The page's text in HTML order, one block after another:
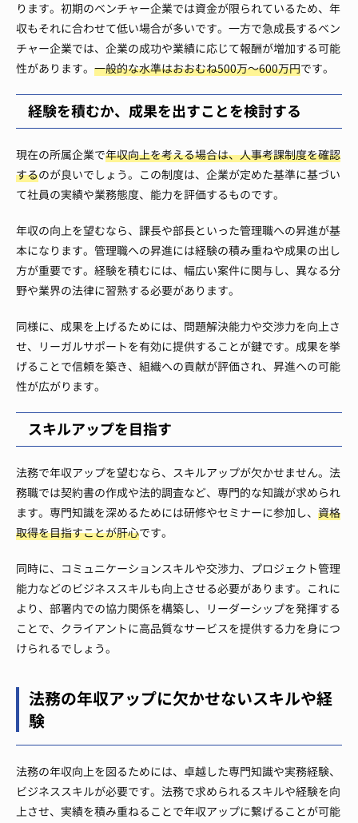
ります。初期のベンチャー企業では資金が限られているため、年
収もそれに合わせて低い場合が多いです。一方で急成長するベン
チャー企業では、企業の成功や業績に応じて報酬が増加する可能
性があります。 一般的な水準はおおむね500万〜600万円です。
経験を積むか、成果を出すことを検討する
現在の所属企業で年収向上を考える場合は、人事考課制度を確認
するのが良いでしょう。この制度は、企業が定めた基準に基づい
て社員の実績や業務態度、能力を評価するものです。
年収の向上を望むなら、課長や部長といった管理職への昇進が基
本になります。管理職への昇進には経験の積み重ねや成果の出し
方が重要です。経験を積むには、幅広い案件に関与し、異なる分
野や業界の法律に習熟する必要があります。
同様に、成果を上げるためには、問題解決能力や交渉力を向上さ
せ、リーガルサポートを有効に提供することが鍵です。成果を挙
げることで信頼を築き、組織への貢献が評価され、昇進への可能
性が広がります。
スキルアップを目指す
法務で年収アップを望むなら、スキルアップが欠かせません。法
務職では契約書の作成や法的調査など、専門的な知識が求められ
ます。専門知識を深めるためには研修やセミナーに参加し、 資格
取得を目指すことが肝心です。
同時に、コミュニケーションスキルや交渉力、プロジェクト管理
能力などのビジネススキルも向上させる必要があります。これに
より、部署内での協力関係を構築し、リーダーシップを発揮する
ことで、クライアントに高品質なサービスを提供する力を身につ
けられるでしょう。
法務の年収アップに欠かせないスキルや経
験
法務の年収向上を図るためには、卓越した専門知識や実務経験、
ビジネススキルが必要です。法務で求められるスキルや経験を向
上させ、実績を積み重ねることで年収アップに繋げることが可能